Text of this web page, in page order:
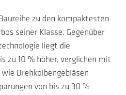
zu den kompaktesten
seiner Klasse. Gegenüber
liegt die
zu 10 % höher, verglichen mit
Drehkolbengebläsen
von bis zu 30 %